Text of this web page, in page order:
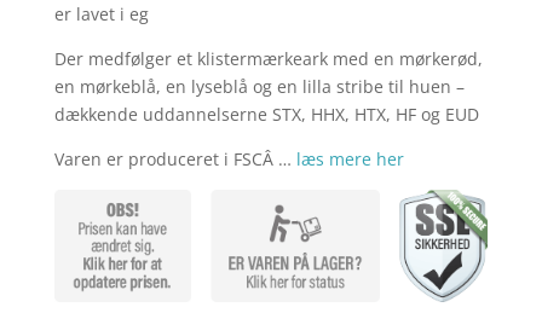
er lavet i eg
Der medfølger et klistermærkeark med en mørkerød,
en mørkeblå, en lyseblå og en lilla stribe til huen –
dækkende uddannelserne STX, HHX, HTX, HF og EUD
Varen er produceret i FSCÂ … læs mere her